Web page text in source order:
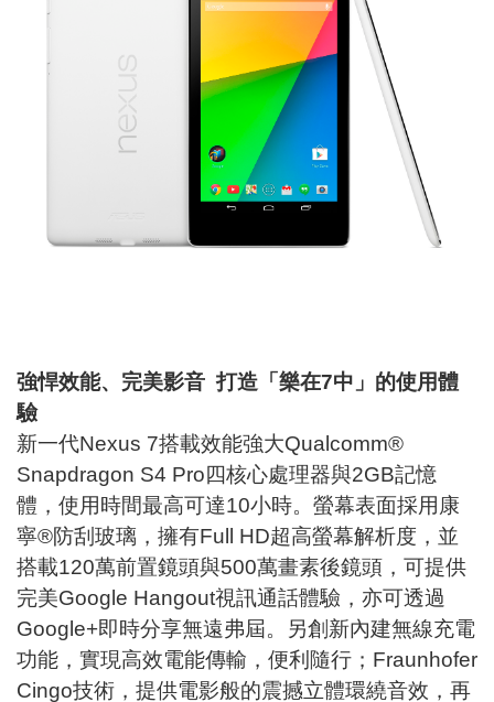
強悍效能、完美影音 打造「樂在7中」的使用體
驗
新一代Nexus 7搭載效能強大Qualcomm®
Snapdragon S4 Pro四核心處理器與2GB記憶
體，使用時間最高可達10小時。螢幕表面採用康
寧®防刮玻璃，擁有Full HD超高螢幕解析度，並
搭載120萬前置鏡頭與500萬畫素後鏡頭，可提供
完美Google Hangout視訊通話體驗，亦可透過
Google+即時分享無遠弗屆。另創新內建無線充電
功能，實現高效電能傳輸，便利隨行；Fraunhofer
Cingo技術，提供電影般的震撼立體環繞音效，再